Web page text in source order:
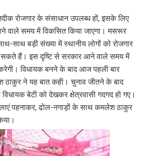
e
gr
a
m
ar
e
रोजगार के संसाधान उपलब्ध हों, इसके लिए
वाले समय में विकसित किया जाएगा। मसरूर
साथ बड़ी संख्या में स्थानीय लोगों को रोजगार
हैं। इस दृष्टि से सरकार आने वाले समय में
विधायक बनने के बाद आज पहली बार
ने यह बात कही। चुनाव जीतने के बाद
बेटी को देखकर क्षेत्रवासी गदगद हो गए।
पहनाकर, ढोल-नगाड़ों के साथ कमलेश ठाकुर